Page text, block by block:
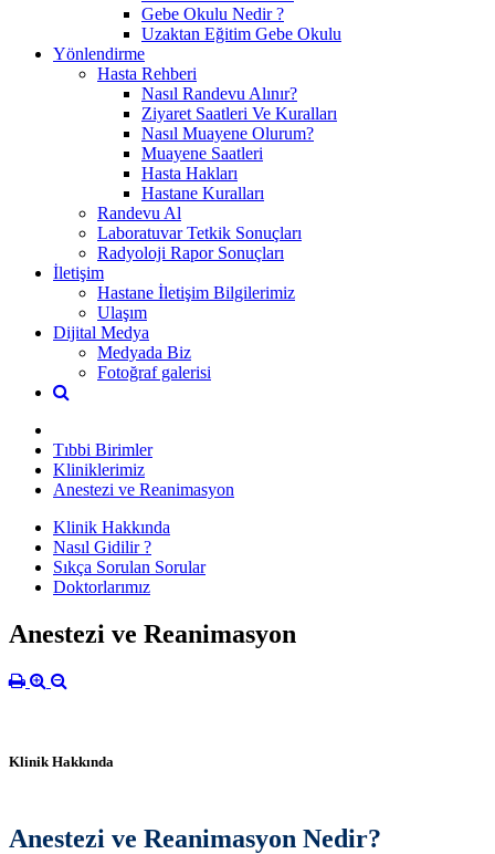
Gebe Okulu Nedir ?
Uzaktan Eğitim Gebe Okulu
Yönlendirme
Hasta Rehberi
Nasıl Randevu Alınır?
Ziyaret Saatleri Ve Kuralları
Nasıl Muayene Olurum?
Muayene Saatleri
Hasta Hakları
Hastane Kuralları
Randevu Al
Laboratuvar Tetkik Sonuçları
Radyoloji Rapor Sonuçları
İletişim
Hastane İletişim Bilgilerimiz
Ulaşım
Dijital Medya
Medyada Biz
Fotoğraf galerisi
Tıbbi Birimler
Kliniklerimiz
Anestezi ve Reanimasyon
Klinik Hakkında
Nasıl Gidilir ?
Sıkça Sorulan Sorular
Doktorlarımız
Anestezi ve Reanimasyon
Klinik Hakkında
Anestezi ve Reanimasyon Nedir?